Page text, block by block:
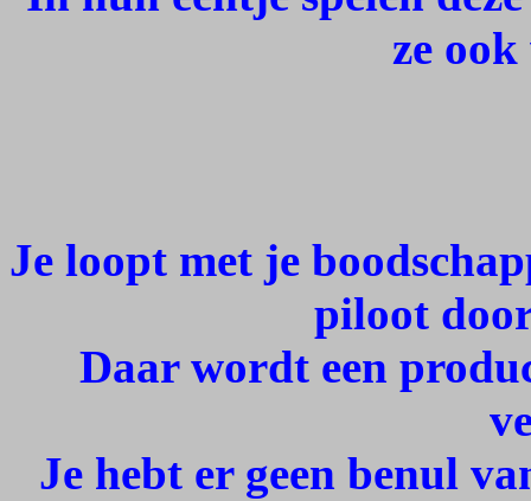
ze
Je loopt met je
piloot
Daar wordt een
Je hebt er geen benul